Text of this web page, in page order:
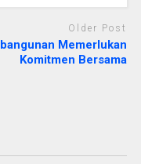
Older Post
Memerlukan
Komitmen Bersama